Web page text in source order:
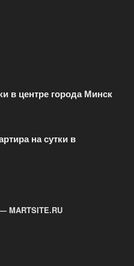
в центре города Минск
на сутки в